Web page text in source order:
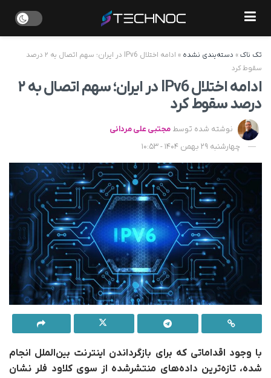
تک ناک» دسته‌بندی نشده »
ادامه اختلال IPv6 در ایران؛ سهم اتصال به ۲ درصد
سقوط کرد
ادامه اختلال IPv6 در ایران؛ سهم اتصال به ۲
درصد سقوط کرد
نوشته شده توسط مجتبی علی مردانی
چهارشنبه 29 بهمن 1404 - 10:53
با وجود اقداماتی که برای بازگرداندن اینترنت بین‌الملل انجام
شده، تازه‌ترین داده‌های منتشرشده از سوی کلاود فلر نشان